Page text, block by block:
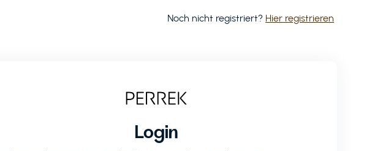
Noch nicht registriert? Hier registrieren
Login